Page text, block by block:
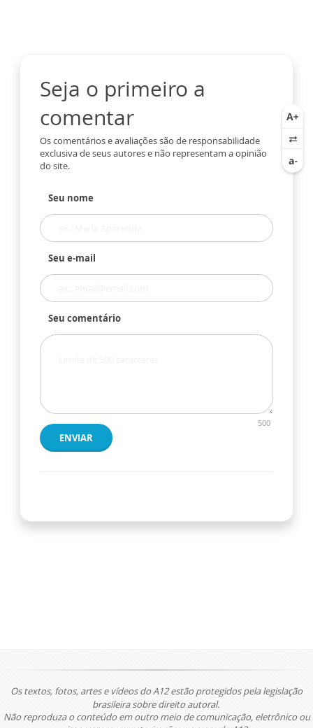
Seja o primeiro a
comentar
Os comentários e avaliações são de responsabilidade
exclusiva de seus autores e não representam a opinião
do site.
Seu nome
Seu e-mail
Seu comentário
500
ENVIAR
Os textos, fotos, artes e vídeos do A12 estão protegidos pela legislação
brasileira sobre direito autoral.
Não reproduza o conteúdo em outro meio de comunicação, eletrônico ou